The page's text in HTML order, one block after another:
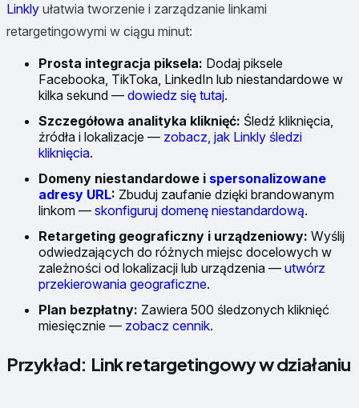
Linkly ułatwia tworzenie i zarządzanie linkami
retargetingowymi w ciągu minut:
Prosta integracja piksela: Dodaj piksele
Facebooka, TikToka, LinkedIn lub niestandardowe w
kilka sekund — dowiedz się tutaj.
Szczegółowa analityka kliknięć: Śledź kliknięcia,
źródła i lokalizacje — zobacz, jak Linkly śledzi
kliknięcia.
Domeny niestandardowe i spersonalizowane
adresy URL: Zbuduj zaufanie dzięki brandowanym
linkom — skonfiguruj domenę niestandardową.
Retargeting geograficzny i urządzeniowy: Wyślij
odwiedzających do różnych miejsc docelowych w
zależności od lokalizacji lub urządzenia — utwórz
przekierowania geograficzne.
Plan bezpłatny: Zawiera 500 śledzonych kliknięć
miesięcznie — zobacz cennik.
Przykład: Link retargetingowy w działaniu